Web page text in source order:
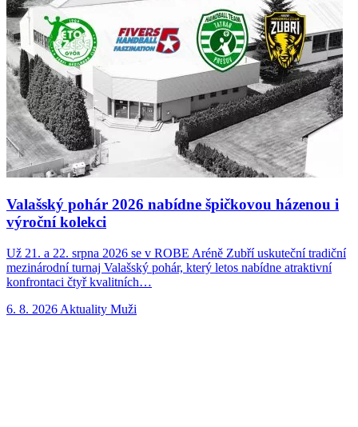
Valašský pohár 2026 nabídne špičkovou házenou i
výroční kolekci
Už 21. a 22. srpna 2026 se v ROBE Aréně Zubří uskuteční tradiční
mezinárodní turnaj Valašský pohár, který letos nabídne atraktivní
konfrontaci čtyř kvalitních…
6. 8. 2026 Aktuality Muži